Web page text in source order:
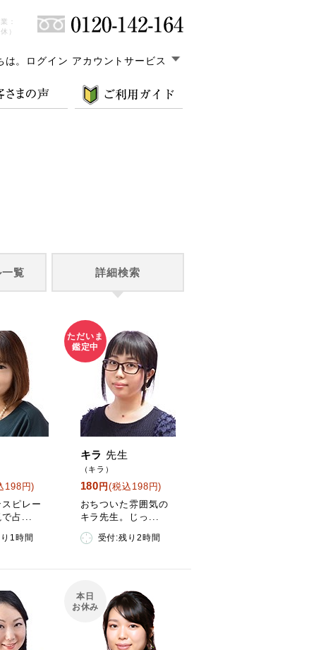
：
）
。 ログイン アカウントサービス
覧 詳細検索
198円)
ピレー
で占...
1時間
キラ 先生
（キラ）
ただいま
鑑定中
180 円(税込198円)
おちついた雰囲気の
キラ先生。じっ...
受付:残り2時間
本日
お休み